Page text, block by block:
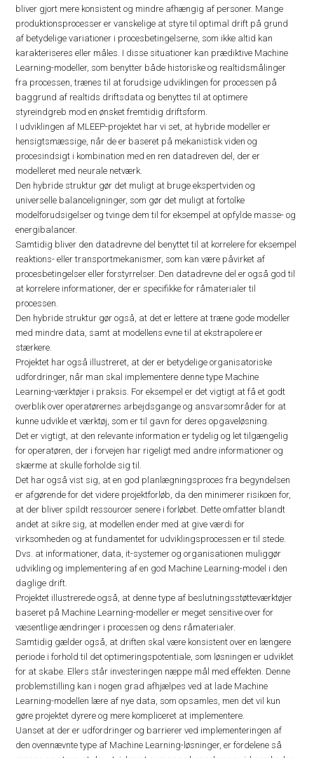
bliver gjort mere konsistent og mindre afhængig af personer. Mange
produktionsprocesser er vanskelige at styre til optimal drift på grund
af betydelige variationer i procesbetingelserne, som ikke altid kan
karakteriseres eller måles. I disse situationer kan prædiktive Machine
Learning-modeller, som benytter både historiske og realtidsmålinger
fra processen, trænes til at forudsige udviklingen for processen på
baggrund af realtids driftsdata og benyttes til at optimere
styreindgreb mod en ønsket fremtidig driftsform.
I udviklingen af MLEEP-projektet har vi set, at hybride modeller er
hensigtsmæssige, når de er baseret på mekanistisk viden og
procesindsigt i kombination med en ren datadreven del, der er
modelleret med neurale netværk.
Den hybride struktur gør det muligt at bruge ekspertviden og
universelle balanceligninger, som gør det muligt at fortolke
modelforudsigelser og tvinge dem til for eksempel at opfylde masse- og
energibalancer.
Samtidig bliver den datadrevne del benyttet til at korrelere for eksempel
reaktions- eller transportmekanismer, som kan være påvirket af
procesbetingelser eller forstyrrelser. Den datadrevne del er også god til
at korrelere informationer, der er specifikke for råmaterialer til
processen.
Den hybride struktur gør også, at det er lettere at træne gode modeller
med mindre data, samt at modellens evne til at ekstrapolere er
stærkere.
Projektet har også illustreret, at der er betydelige organisatoriske
udfordringer, når man skal implementere denne type Machine
Learning-værktøjer i praksis. For eksempel er det vigtigt at få et godt
overblik over operatørernes arbejdsgange og ansvarsområder for at
kunne udvikle et værktøj, som er til gavn for deres opgaveløsning.
Det er vigtigt, at den relevante information er tydelig og let tilgængelig
for operatøren, der i forvejen har rigeligt med andre informationer og
skærme at skulle forholde sig til.
Det har også vist sig, at en god planlægningsproces fra begyndelsen
er afgørende for det videre projektforløb, da den minimerer risikoen for,
at der bliver spildt ressourcer senere i forløbet. Dette omfatter blandt
andet at sikre sig, at modellen ender med at give værdi for
virksomheden og at fundamentet for udviklingsprocessen er til stede.
Dvs. at informationer, data, it-systemer og organisationen muliggør
udvikling og implementering af en god Machine Learning-model i den
daglige drift.
Projektet illustrerede også, at denne type af beslutningsstøtteværktøjer
baseret på Machine Learning-modeller er meget sensitive over for
væsentlige ændringer i processen og dens råmaterialer.
Samtidig gælder også, at driften skal være konsistent over en længere
periode i forhold til det optimeringspotentiale, som løsningen er udviklet
for at skabe. Ellers står investeringen næppe mål med effekten. Denne
problemstilling kan i nogen grad afhjælpes ved at lade Machine
Learning-modellen lære af nye data, som opsamles, men det vil kun
gøre projektet dyrere og mere kompliceret at implementere.
Uanset at der er udfordringer og barrierer ved implementeringen af
den ovennævnte type af Machine Learning-løsninger, er fordelene så